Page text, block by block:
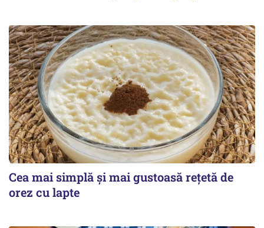
Cea mai simplă și mai gustoasă rețetă de
orez cu lapte